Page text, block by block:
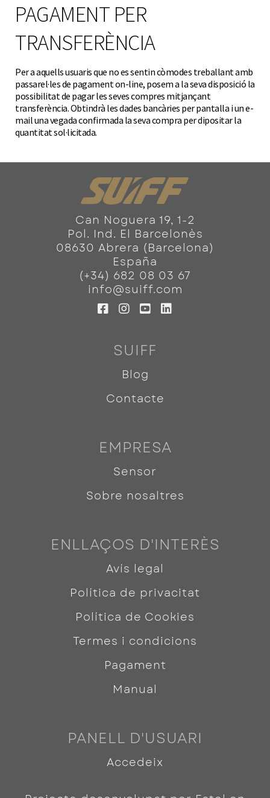
PAGAMENT PER
TRANSFERÈNCIA
Per a aquells usuaris que no es sentin còmodes treballant amb
passarel·les de pagament on-line, posem a la seva disposició la
possibilitat de pagar les seves compres mitjançant
transferència. Obtindrà les dades bancàries per pantalla i un e-
mail una vegada confirmada la seva compra per dipositar la
quantitat sol·licitada.
Can Noguera 19, 1-2
Pol. Ind. El Barcelonès
08630 Abrera (Barcelona)
España
(+34) 682 08 03 67
info@suiff.com
SUIFF
Blog
Contacte
EMPRESA
Sensor
Sobre nosaltres
ENLLAÇOS D'INTERÈS
Avís legal
Política de privacitat
Política de Cookies
Termes i condicions
Pagament
Manual
PANELL D'USUARI
Accedeix